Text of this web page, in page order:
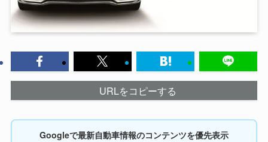
URLをコピーする
Googleで最新自動車情報のコンテンツを優先表示